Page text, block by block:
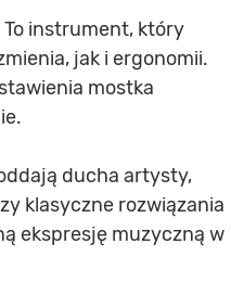
To instrument, który
jak i ergonomii.
mostka
ducha artysty,
klasyczne rozwiązania
ekspresję muzyczną w